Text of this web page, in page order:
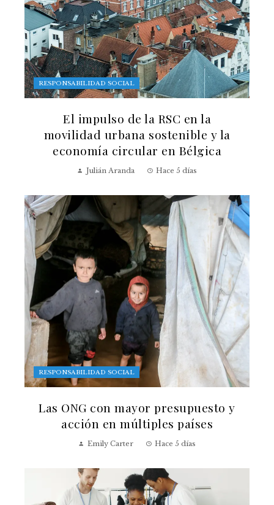
RESPONSABILIDAD SOCIAL
El impulso de la RSC en la
movilidad urbana sostenible y la
economía circular en Bélgica
Julián Aranda Hace 5 días
RESPONSABILIDAD SOCIAL
Las ONG con mayor presupuesto y
acción en múltiples países
Emily Carter Hace 5 días